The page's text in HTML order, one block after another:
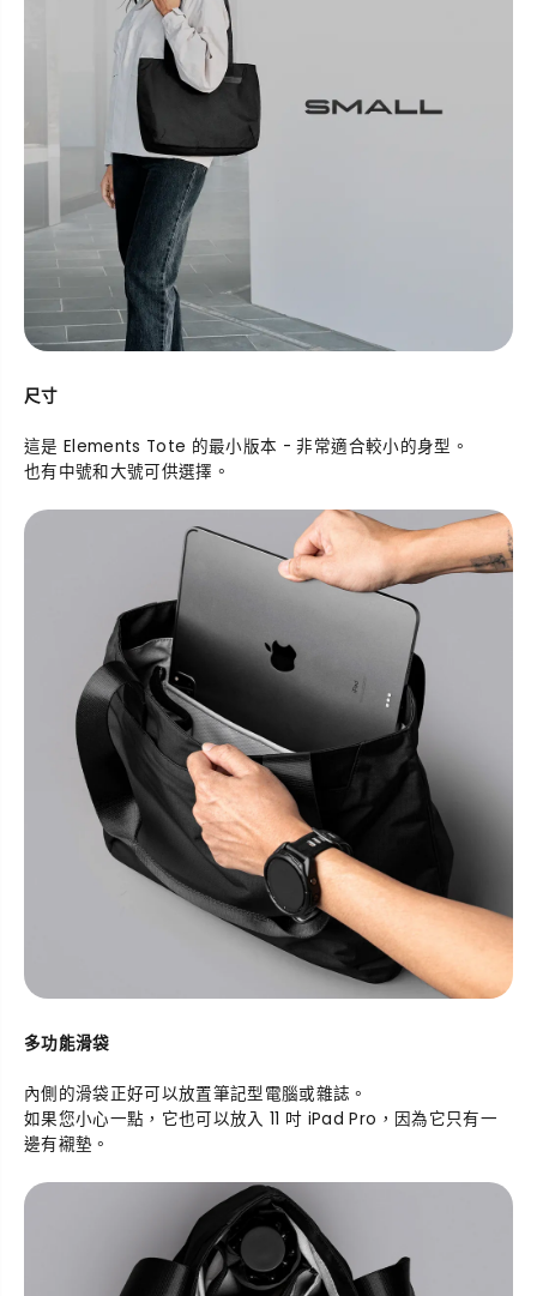
尺寸
這是 Elements Tote 的最小版本 - 非常適合較小的身型。
也有中號和大號可供選擇。
多功能滑袋
內側的滑袋正好可以放置筆記型電腦或雜誌。
如果您小心一點，它也可以放入 11 吋 iPad Pro，因為它只有一
邊有襯墊。